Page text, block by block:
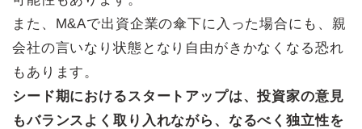
また、M&Aで出資企業の傘下に入った場合にも、親
会社の言いなり状態となり自由がきかなくなる恐れ
もあります。
シード期におけるスタートアップは、投資家の意見
もバランスよく取り入れながら、なるべく独立性を